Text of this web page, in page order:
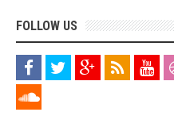
FOLLOW US